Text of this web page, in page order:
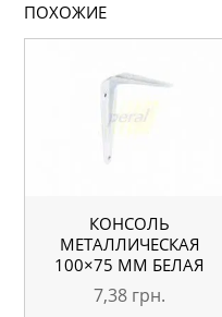
ПОХОЖИЕ
КОНСОЛЬ
МЕТАЛЛИЧЕСКАЯ
100×75 ММ БЕЛАЯ
7,38 грн.